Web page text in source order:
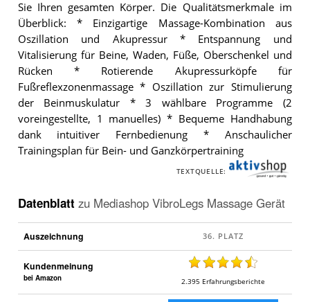
Sie Ihren gesamten Körper. Die Qualitätsmerkmale im
Überblick: * Einzigartige Massage-Kombination aus
Oszillation und Akupressur * Entspannung und
Vitalisierung für Beine, Waden, Füße, Oberschenkel und
Rücken * Rotierende Akupressurköpfe für
Fußreflexzonenmassage * Oszillation zur Stimulierung
der Beinmuskulatur * 3 wählbare Programme (2
voreingestellte, 1 manuelles) * Bequeme Handhabung
dank intuitiver Fernbedienung * Anschaulicher
Trainingsplan für Bein- und Ganzkörpertraining
TEXTQUELLE:
Datenblatt zu Mediashop VibroLegs Massage Gerät
Auszeichnung
Kundenmeinung
bei Amazon 2.395 Erfahrungsberichte